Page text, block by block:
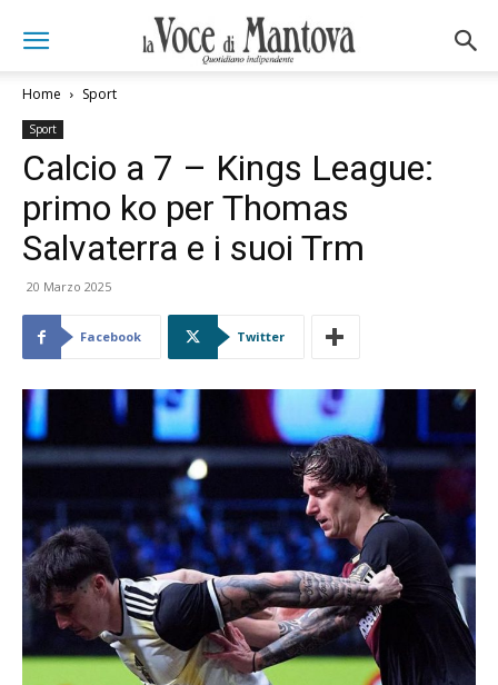
Home Sport
Sport
Calcio a 7 – Kings League:
primo ko per Thomas
Salvaterra e i suoi Trm
20 Marzo 2025
Facebook Twitter